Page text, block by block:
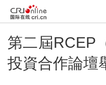
第二屆RCEP
投資合作論壇